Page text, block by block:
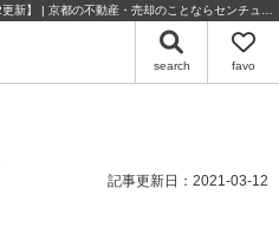
search favo
記事更新日：2021-03-12